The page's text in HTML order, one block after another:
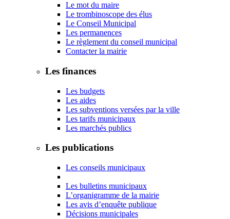
Le mot du maire
Le trombinoscope des élus
Le Conseil Municipal
Les permanences
Le règlement du conseil municipal
Contacter la mairie
Les finances
Les budgets
Les aides
Les subventions versées par la ville
Les tarifs municipaux
Les marchés publics
Les publications
Les conseils municipaux
Les bulletins municipaux
L’organigramme de la mairie
Les avis d’enquête publique
Décisions municipales